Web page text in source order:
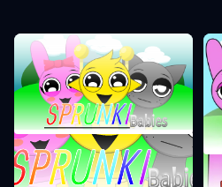
Sprunki Фаза 0